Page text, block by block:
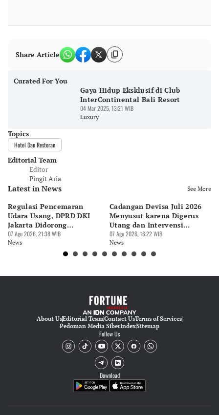
Share Article
Curated For You
Gaya Hidup Eksklusif di Club
InterContinental Bali Resort
04 Mar 2025, 13:21 WIB
Luxury
Topics
Hotel Dan Restoran
Editorial Team
Editor
Pingit Aria
Latest in News See More
Regulasi Pencemaran
Udara Usang, DPRD DKI
Jakarta Didorong
Prioritaskan Revisi Perda
07 Agu 2026, 21:38 WIB
News
Cadangan Devisa Juli 2026
Menyusut karena Digerus
Utang dan Intervensi
Rupiah
07 Agu 2026, 16:22 WIB
News
About UsEditorial TeamContact UsTerms of Services
Pedoman Media SiberIndexSitemap
Follow Us
Download